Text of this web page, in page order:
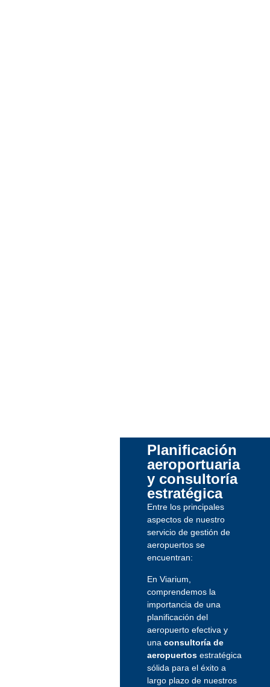
Planificación
aeroportuaria
y consultoría
estratégica
Entre los principales
aspectos de nuestro
servicio de gestión de
aeropuertos se
encuentran:
En Viarium,
comprendemos la
importancia de una
planificación del
aeropuerto efectiva y
una consultoría de
aeropuertosestratégica
sólida para el éxito a
largo plazo de nuestros